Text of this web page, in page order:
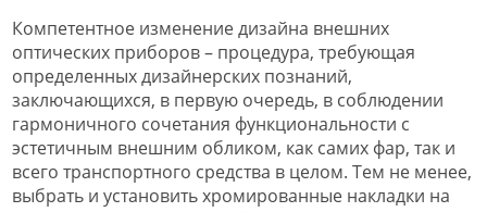
Компетентное изменение дизайна внешних
оптических приборов – процедура, требующая
определенных дизайнерских познаний,
заключающихся, в первую очередь, в соблюдении
гармоничного сочетания функциональности с
эстетичным внешним обликом, как самих фар, так и
всего транспортного средства в целом. Тем не менее,
выбрать и установить хромированные накладки на